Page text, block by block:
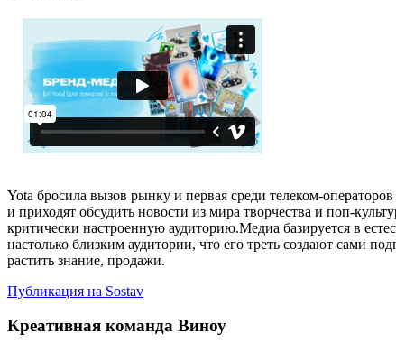
Yota бросила вызов рынку и первая среди телеком-
и приходят обсудить новости из мира творчества и поп-
критически настроенную аудиторию.Медиа базируется в
настолько близким аудитории, что его треть создают сами
растить знание, продажи.
Публикация на Sostav
Креативная команда Виноу